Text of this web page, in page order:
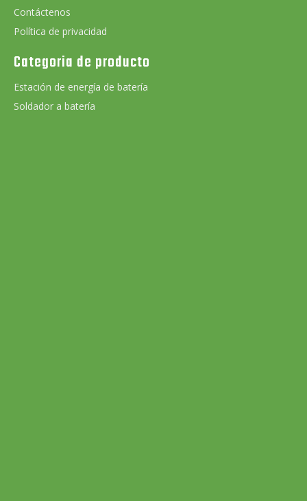
Contáctenos
Política de privacidad
Categoria de producto
Estación de energía de batería
Soldador a batería